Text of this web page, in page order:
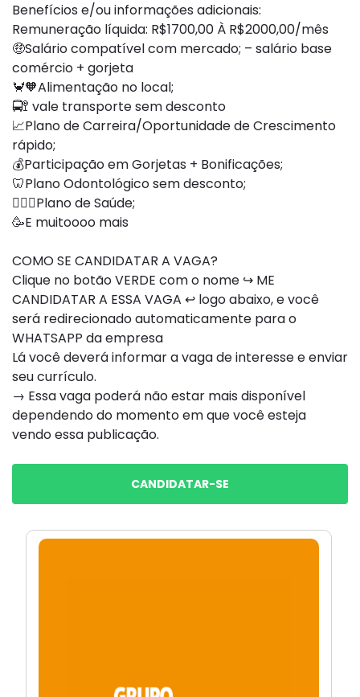
Benefícios e/ou informações adicionais:
Remuneração líquida: R$1700,00 À R$2000,00/mês
🤑Salário compatível com mercado; – salário base
comércio + gorjeta
🦀🧡Alimentação no local;
🚍🚏 vale transporte sem desconto
📈Plano de Carreira/Oportunidade de Crescimento
rápido;
💰Participação em Gorjetas + Bonificações;
🦷Plano Odontológico sem desconto;
👨🏽‍⚕Plano de Saúde;
🥳E muitoooo mais
COMO SE CANDIDATAR A VAGA?
Clique no botão VERDE com o nome ↪ ME
CANDIDATAR A ESSA VAGA ↩ logo abaixo, e você
será redirecionado automaticamente para o
WHATSAPP da empresa
Lá você deverá informar a vaga de interesse e enviar
seu currículo.
→ Essa vaga poderá não estar mais disponível
dependendo do momento em que você esteja
vendo essa publicação.
CANDIDATAR-SE